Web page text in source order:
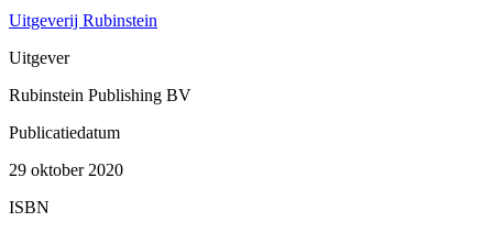
Uitgeverij Rubinstein
Uitgever
Rubinstein Publishing BV
Publicatiedatum
29 oktober 2020
ISBN